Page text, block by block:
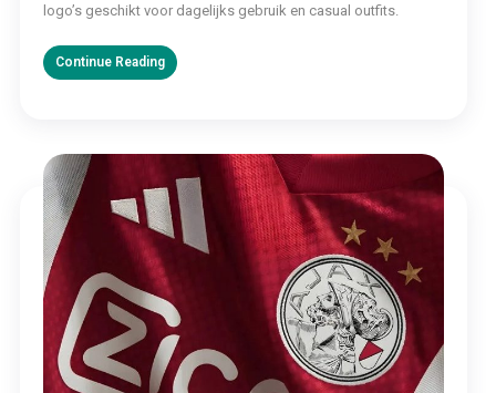
logo’s geschikt voor dagelijks gebruik en casual outfits.
Continue Reading